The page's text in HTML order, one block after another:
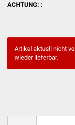
ACHTUNG: :
Artikel aktuell nicht
wieder lieferbar.